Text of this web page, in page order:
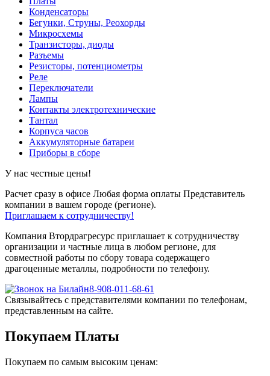
Конденсаторы
Бегунки, Струны, Реохорды
Микросхемы
Транзисторы, диоды
Разъемы
Резисторы, потенциометры
Реле
Переключатели
Лампы
Контакты электротехнические
Тантал
Корпуса часов
Аккумуляторные батареи
Приборы в сборе
У нас честные цены!
Расчет сразу в офисе Любая форма оплаты Представитель
компании в вашем городе (регионе).
Приглашаем к сотрудничеству!
Компания Втордрагресурс приглашает к сотрудничеству
организации и частные лица в любом регионе, для
совместной работы по сбору товара содержащего
драгоценные металлы, подробности по телефону.
8-908-011-68-61
Связывайтесь с представителями компании по телефонам,
представленным на сайте.
Покупаем Платы
Покупаем по самым высоким ценам: